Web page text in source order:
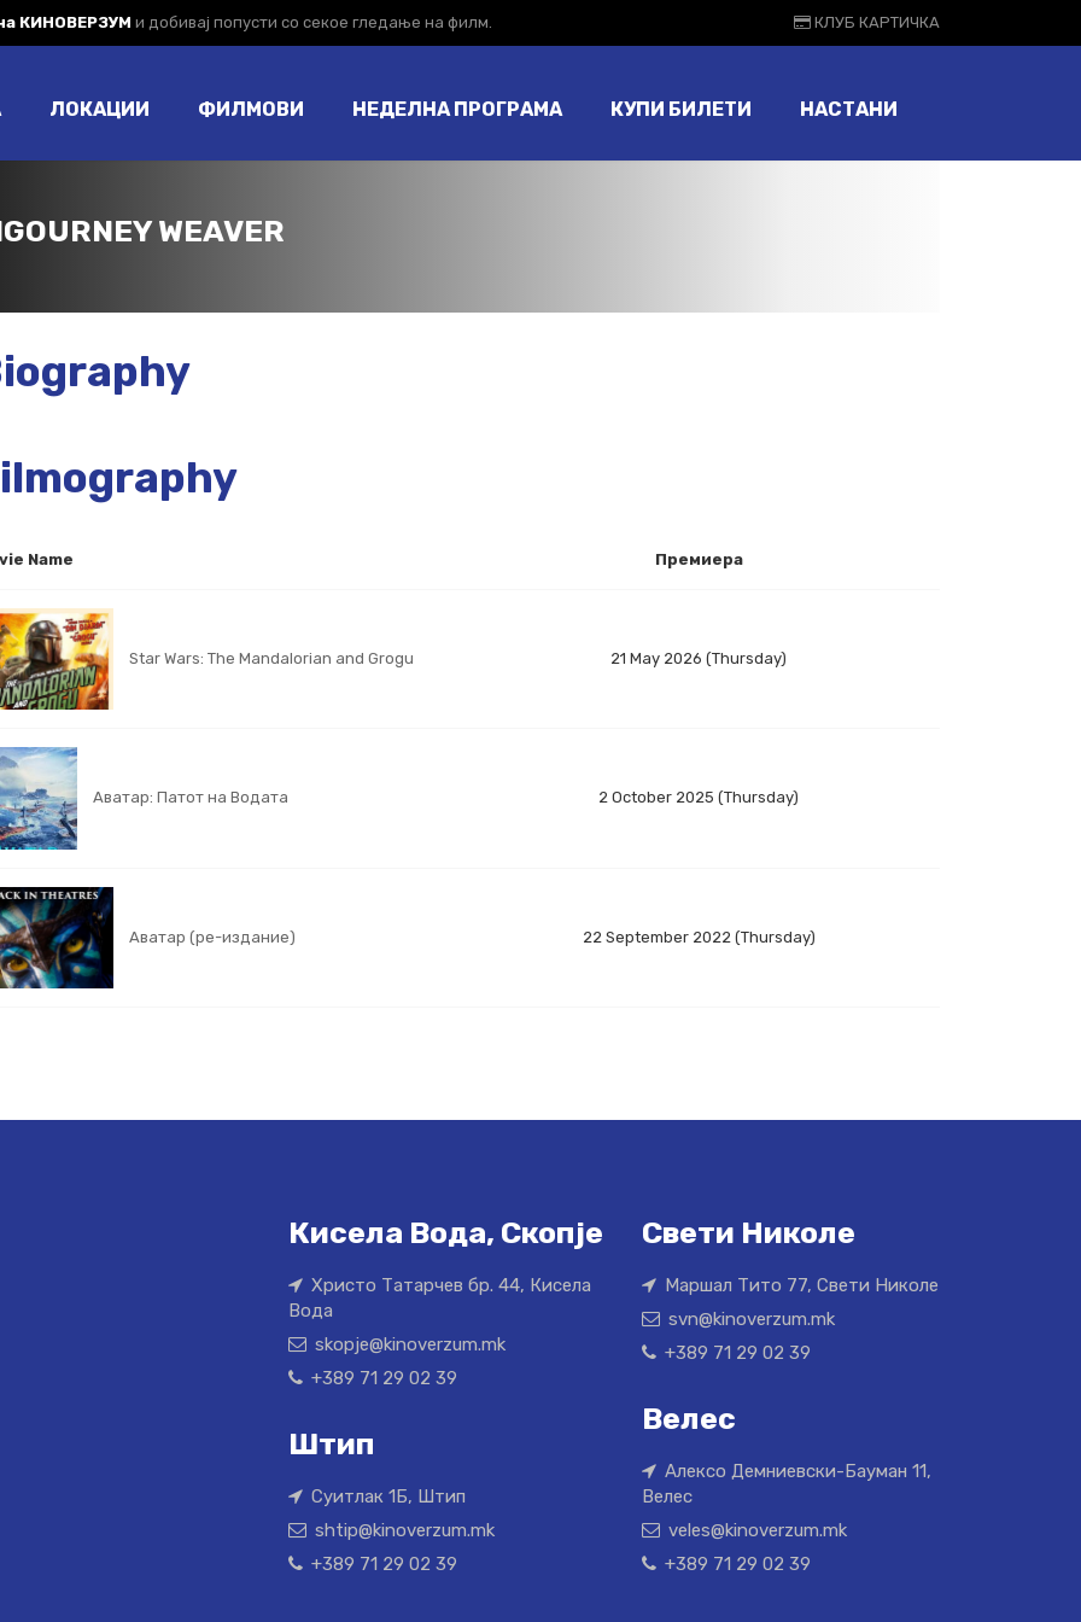
КИНОВЕРЗУМ и добивај попусти со секое гледање на филм. КЛУБ КАРТИЧКА
ЛОКАЦИИ ФИЛМОВИ НЕДЕЛНА ПРОГРАМА КУПИ БИЛЕТИ НАСТАНИ
WEAVER
Name Премиера
Star Wars: The Mandalorian and Grogu 21 May 2026 (Thursday)
Аватар: Патот на Водата 2 October 2025 (Thursday)
Аватар (ре-издание) 22 September 2022 (Thursday)
Кисела Вода, Скопје
Христо Татарчев бр. 44, Кисела
Вода
skopje@kinoverzum.mk
+389 71 29 02 39
Штип
Суитлак 1Б, Штип
shtip@kinoverzum.mk
+389 71 29 02 39
Свети Николе
Маршал Тито 77, Свети Николе
svn@kinoverzum.mk
+389 71 29 02 39
Велес
Алексо Демниевски-Бауман 11,
Велес
veles@kinoverzum.mk
+389 71 29 02 39